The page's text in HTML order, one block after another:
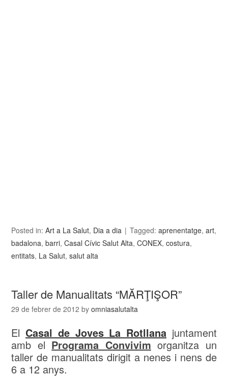
Posted in:Art a La Salut, Dia a dia Tagged:aprenentatge,art,
badalona,barri,Casal Cívic Salut Alta,CONEX,costura,
entitats, La Salut,salut alta
Taller de Manualitats “MĂRŢIŞOR”
29 de febrer de 2012 byomniasalutalta
El Casal de Joves La Rotllana juntament
amb el Programa Convivim organitza un
taller de manualitats dirigit a nenes i nens de
6 a 12 anys.